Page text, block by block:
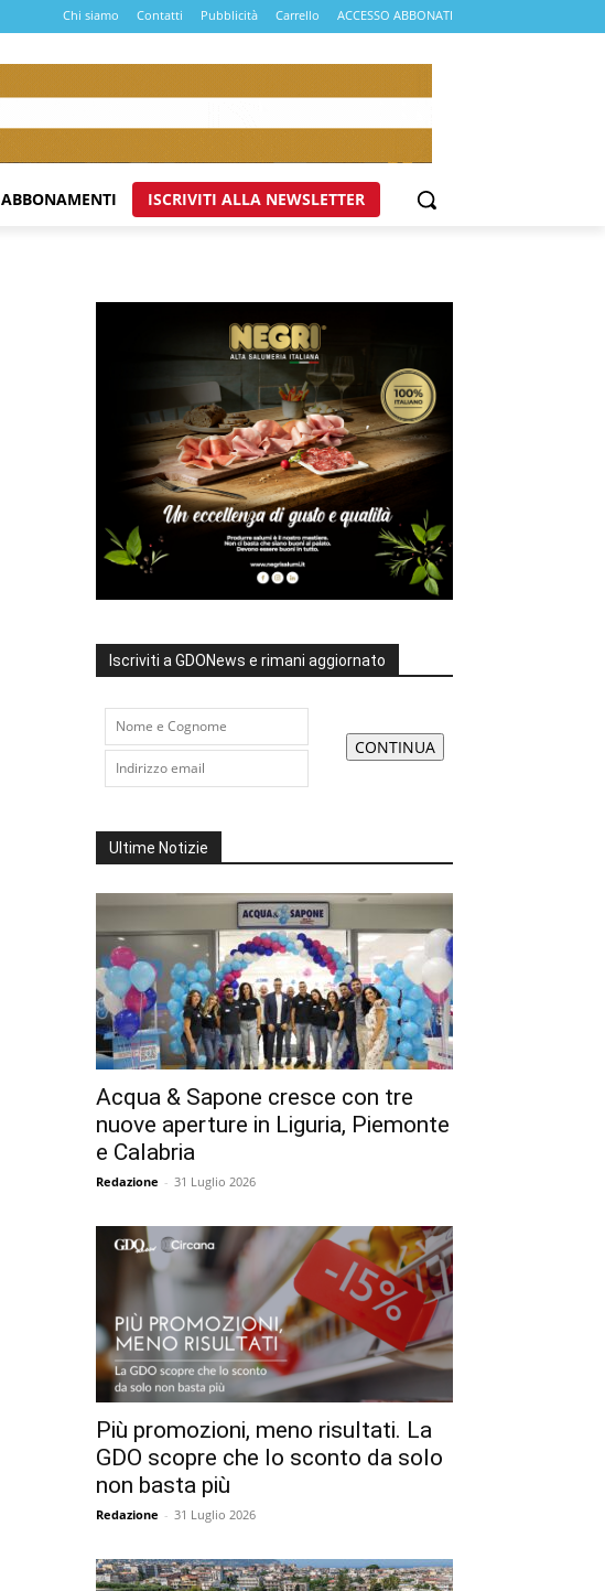
Chi siamo Contatti Pubblicità Carrello ACCESSO ABBONATI
ABBONAMENTI ISCRIVITI ALLA NEWSLETTER
Iscriviti a GDONews e rimani aggiornato
Ultime Notizie
Acqua & Sapone cresce con tre
nuove aperture in Liguria, Piemonte
e Calabria
Redazione - 31 Luglio 2026
Più promozioni, meno risultati. La
GDO scopre che lo sconto da solo
non basta più
Redazione - 31 Luglio 2026